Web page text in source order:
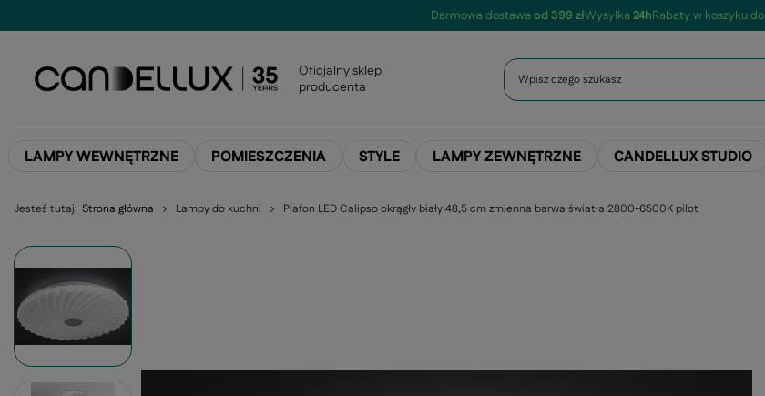
Darmowa dostawa od 399 złWysyłka 24hRabaty w koszyku do
Oficjalny sklep
producenta
LAMPY WEWNĘTRZNE POMIESZCZENIA STYLE LAMPY ZEWNĘTRZNE CANDELLUX STUDIO
Jesteś tutaj: Strona główna Lampy do kuchni Plafon LED Calipso okrągły biały 48,5 cm zmienna barwa światła 2800-6500K pilot